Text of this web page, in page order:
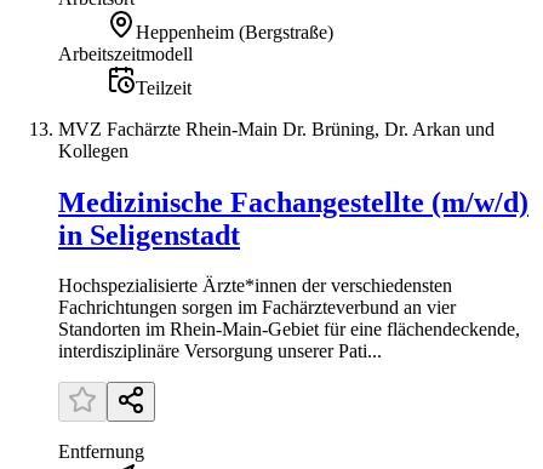
Heppenheim (Bergstraße)
Arbeitszeitmodell
Teilzeit
MVZ Fachärzte Rhein-Main Dr. Brüning, Dr. Arkan und
Kollegen
Medizinische Fachangestellte (m/w/d)
in Seligenstadt
Hochspezialisierte Ärzte*innen der verschiedensten
Fachrichtungen sorgen im Fachärzteverbund an vier
Standorten im Rhein-Main-Gebiet für eine flächendeckende,
interdisziplinäre Versorgung unserer Pati...
Entfernung